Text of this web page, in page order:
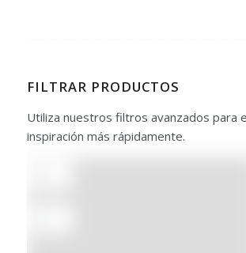
FILTRAR PRODUCTOS
Utiliza nuestros filtros avanzados para
inspiración más rápidamente.